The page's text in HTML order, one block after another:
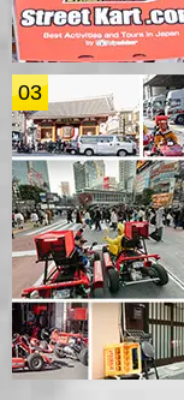
03